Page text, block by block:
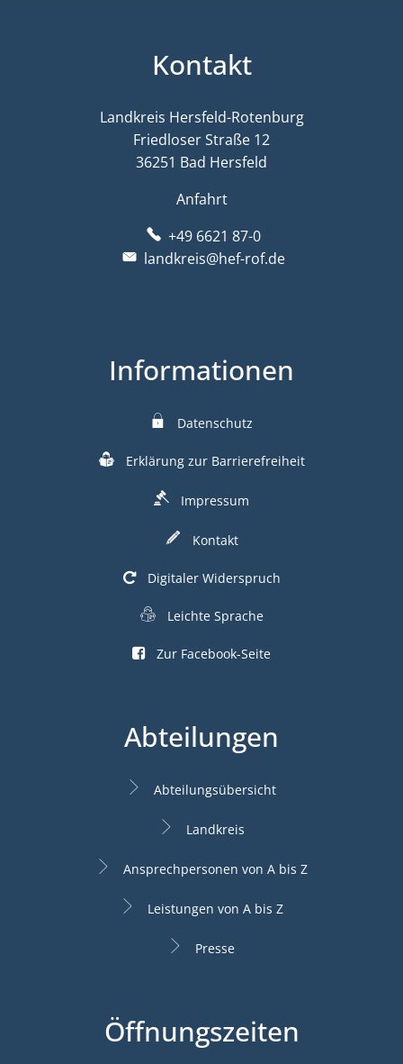
Kontakt
Landkreis Hersfeld-Rotenburg
Friedloser Straße 12
36251 Bad Hersfeld
Anfahrt
+49 6621 87-0
landkreis@hef-rof.de
Informationen
Datenschutz
Erklärung zur Barrierefreiheit
Impressum
Kontakt
Digitaler Widerspruch
Leichte Sprache
Zur Facebook-Seite
Abteilungen
Abteilungsübersicht
Landkreis
Ansprechpersonen von A bis Z
Leistungen von A bis Z
Presse
Öffnungszeiten